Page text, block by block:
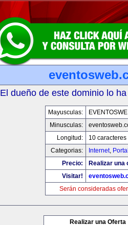
El dueño de este dominio lo
Mayusculas:
Minusculas:
Longitud:
10 caracteres
Categorias:
Internet,
Precio:
Realizar una
Visitar!
Serán consideradas
Realizar una Oferta